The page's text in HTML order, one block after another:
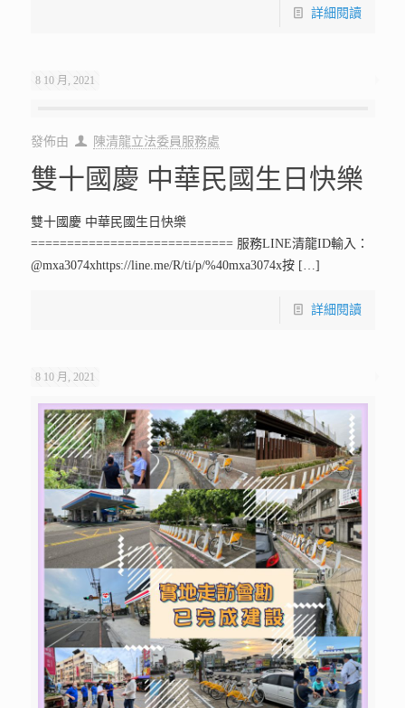
詳細閱讀
8 10 月, 2021
發佈由 陳清龍立法委員服務處
雙十國慶 中華民國生日快樂
雙十國慶 中華民國生日快樂
============================ 服務LINE清龍ID輸入：
@mxa3074xhttps://line.me/R/ti/p/%40mxa3074x按[…]
詳細閱讀
8 10 月, 2021